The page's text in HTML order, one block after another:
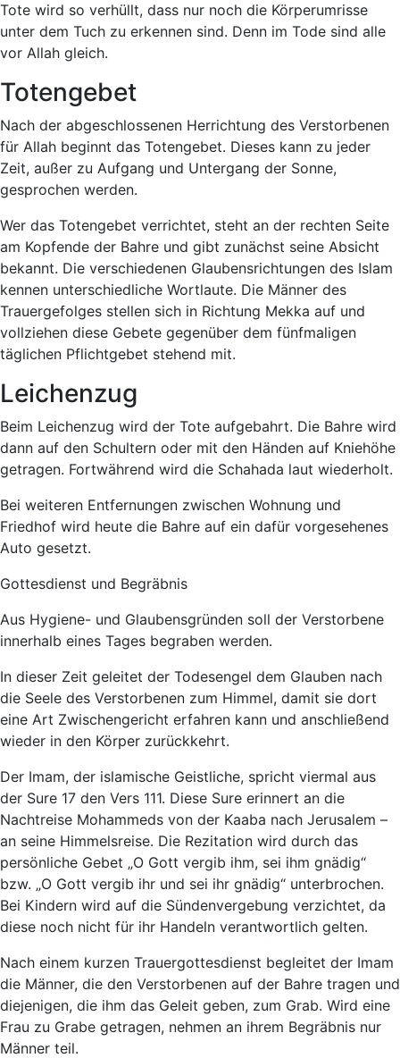
Tote wird so verhüllt, dass nur noch die Körperumrisse
unter dem Tuch zu erkennen sind. Denn im Tode sind alle
vor Allah gleich.
Totengebet
Nach der abgeschlossenen Herrichtung des Verstorbenen
für Allah beginnt das Totengebet. Dieses kann zu jeder
Zeit, außer zu Aufgang und Untergang der Sonne,
gesprochen werden.
Wer das Totengebet verrichtet, steht an der rechten Seite
am Kopfende der Bahre und gibt zunächst seine Absicht
bekannt. Die verschiedenen Glaubensrichtungen des Islam
kennen unterschiedliche Wortlaute. Die Männer des
Trauergefolges stellen sich in Richtung Mekka auf und
vollziehen diese Gebete gegenüber dem fünfmaligen
täglichen Pflichtgebet stehend mit.
Leichenzug
Beim Leichenzug wird der Tote aufgebahrt. Die Bahre wird
dann auf den Schultern oder mit den Händen auf Kniehöhe
getragen. Fortwährend wird die Schahada laut wiederholt.
Bei weiteren Entfernungen zwischen Wohnung und
Friedhof wird heute die Bahre auf ein dafür vorgesehenes
Auto gesetzt.
Gottesdienst und Begräbnis
Aus Hygiene- und Glaubensgründen soll der Verstorbene
innerhalb eines Tages begraben werden.
In dieser Zeit geleitet der Todesengel dem Glauben nach
die Seele des Verstorbenen zum Himmel, damit sie dort
eine Art Zwischengericht erfahren kann und anschließend
wieder in den Körper zurückkehrt.
Der Imam, der islamische Geistliche, spricht viermal aus
der Sure 17 den Vers 111. Diese Sure erinnert an die
Nachtreise Mohammeds von der Kaaba nach Jerusalem –
an seine Himmelsreise. Die Rezitation wird durch das
persönliche Gebet „O Gott vergib ihm, sei ihm gnädig“
bzw. „O Gott vergib ihr und sei ihr gnädig“ unterbrochen.
Bei Kindern wird auf die Sündenvergebung verzichtet, da
diese noch nicht für ihr Handeln verantwortlich gelten.
Nach einem kurzen Trauergottesdienst begleitet der Imam
die Männer, die den Verstorbenen auf der Bahre tragen und
diejenigen, die ihm das Geleit geben, zum Grab. Wird eine
Frau zu Grabe getragen, nehmen an ihrem Begräbnis nur
Männer teil.